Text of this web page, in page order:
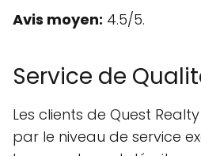
Avis moyen: 4.5/5.
Service de
Les clients de Quest
par le niveau de service